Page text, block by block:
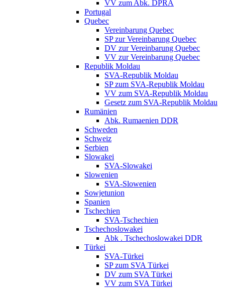
VV zum Abk. DPRA
Portugal
Quebec
Vereinbarung Quebec
SP zur Vereinbarung Quebec
DV zur Vereinbarung Quebec
VV zur Vereinbarung Quebec
Republik Moldau
SVA-Republik Moldau
SP zum SVA-Republik Moldau
VV zum SVA-Republik Moldau
Gesetz zum SVA-Republik Moldau
Rumänien
Abk. Rumaenien DDR
Schweden
Schweiz
Serbien
Slowakei
SVA-Slowakei
Slowenien
SVA-Slowenien
Sowjetunion
Spanien
Tschechien
SVA-Tschechien
Tschechoslowakei
Abk . Tschechoslowakei DDR
Türkei
SVA-Türkei
SP zum SVA Türkei
DV zum SVA Türkei
VV zum SVA Türkei